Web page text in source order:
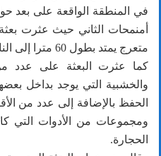
أمنمحات الثاني حيث عثرت
متعرج يمتد بطول 60 مترا إلى الناحية الشرقية.
كما عثرت البعثة على عدد من
والخشبية التي يوجد بداخل
الحفظ بالإضافة إلى عدد من
ومجموعات من الأدوات التي
الحجارة.